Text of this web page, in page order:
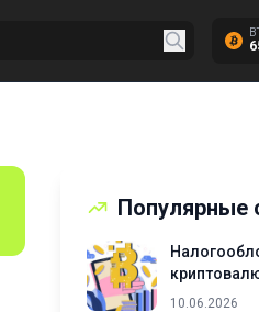
Популярные
активов
10.06.2026